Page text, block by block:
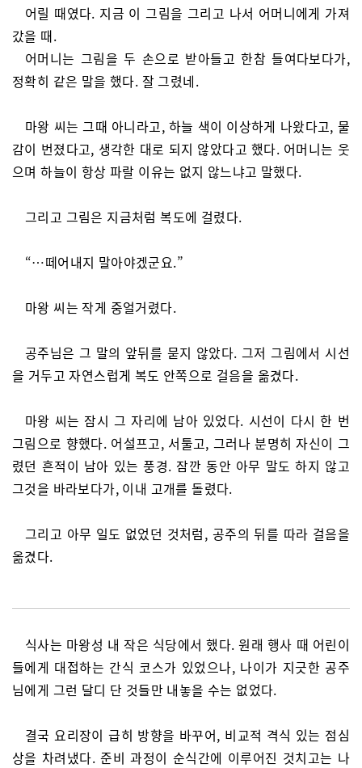
어릴 때였다. 지금 이 그림을 그리고 나서 어머니에게 가져
갔을 때.
어머니는 그림을 두 손으로 받아들고 한참 들여다보다가,
정확히 같은 말을 했다. 잘 그렸네.
마왕 씨는 그때 아니라고, 하늘 색이 이상하게 나왔다고, 물
감이 번졌다고, 생각한 대로 되지 않았다고 했다. 어머니는 웃
으며 하늘이 항상 파랄 이유는 없지 않느냐고 말했다.
그리고 그림은 지금처럼 복도에 걸렸다.
“…떼어내지 말아야겠군요.”
마왕 씨는 작게 중얼거렸다.
공주님은 그 말의 앞뒤를 묻지 않았다. 그저 그림에서 시선
을 거두고 자연스럽게 복도 안쪽으로 걸음을 옮겼다.
마왕 씨는 잠시 그 자리에 남아 있었다. 시선이 다시 한 번
그림으로 향했다. 어설프고, 서툴고, 그러나 분명히 자신이 그
렸던 흔적이 남아 있는 풍경. 잠깐 동안 아무 말도 하지 않고
그것을 바라보다가, 이내 고개를 돌렸다.
그리고 아무 일도 없었던 것처럼, 공주의 뒤를 따라 걸음을
옮겼다.
식사는 마왕성 내 작은 식당에서 했다. 원래 행사 때 어린이
들에게 대접하는 간식 코스가 있었으나, 나이가 지긋한 공주
님에게 그런 달디 단 것들만 내놓을 수는 없었다.
결국 요리장이 급히 방향을 바꾸어, 비교적 격식 있는 점심
상을 차려냈다. 준비 과정이 순식간에 이루어진 것치고는 나